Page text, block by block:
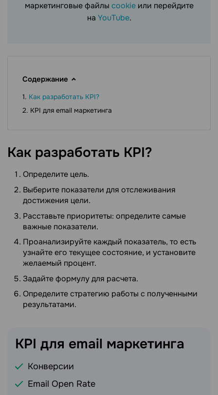
маркетинговые файлы cookie или перейдите
на YouTube.
Содержание
Как разработать KPI?
KPI для email маркетинга
Как разработать KPI?
Определите цель.
Выберите показатели для отслеживания
достижения цели.
Расставьте приоритеты: определите самые
важные показатели.
Проанализируйте каждый показатель, то есть
узнайте его текущее состояние, и установите
желаемый процент.
Задайте формулу для расчета.
Определите стратегию работы с полученными
результатами.
KPI для email маркетинга
Конверсии
Email Open Rate